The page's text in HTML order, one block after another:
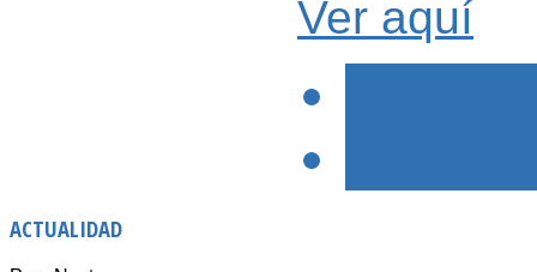
Ver aquí
ACTUALIDAD